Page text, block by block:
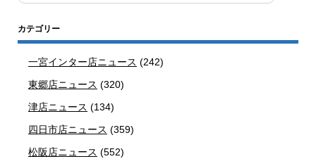
カテゴリー
一宮インター店ニュース (242)
東郷店ニュース (320)
津店ニュース (134)
四日市店ニュース (359)
松阪店ニュース (552)